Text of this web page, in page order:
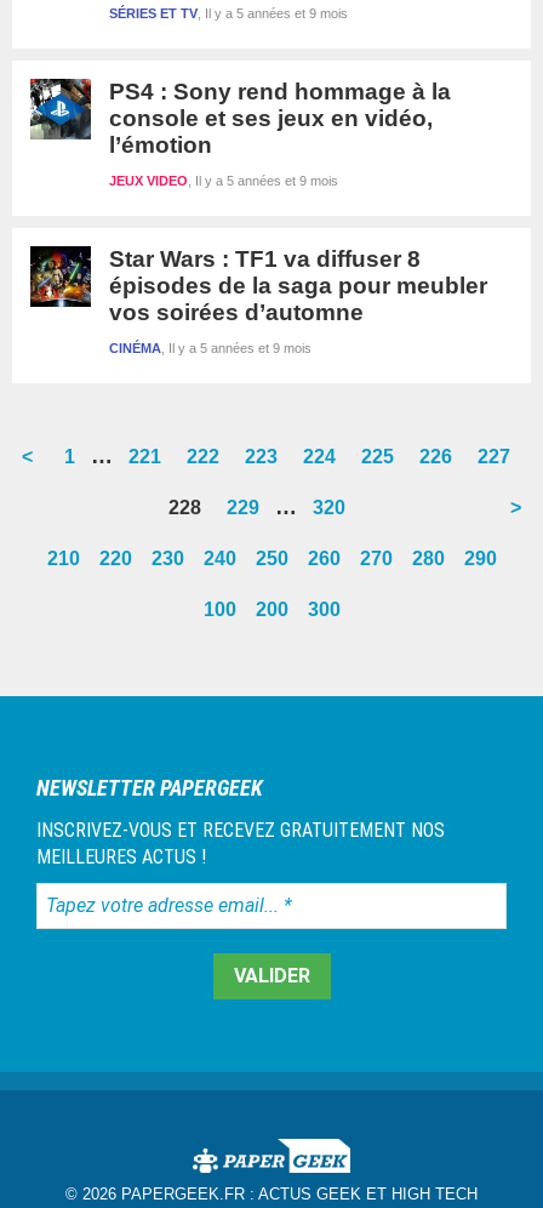
Il y a 5 années et 9 mois
SÉRIES ET TV
PS4 : Sony rend hommage à la
console et ses jeux en vidéo,
l’émotion
Il y a 5 années et 9 mois
JEUX VIDEO
Star Wars : TF1 va diffuser 8
épisodes de la saga pour meubler
vos soirées d’automne
Il y a 5 années et 9 mois
CINÉMA
<
Go
1
Interim
omitted
…
Go
page
221
Go
page
222
Go
page
223
Go
page
224
Go
225
Go
226
Go
page
227
Go
page
228
Go
page
229
Interim
omitted
…
Go
page
320 >
210 220 230 240 250 260 270 280 290
100 200 300
latérale
NEWSLETTER PAPERGEEK
INSCRIVEZ-VOUS ET RECEVEZ GRATUITEMENT NOS
MEILLEURES ACTUS !
Tapez
votre
© 2026 PAPERGEEK.FR : ACTUS GEEK ET HIGH TECH